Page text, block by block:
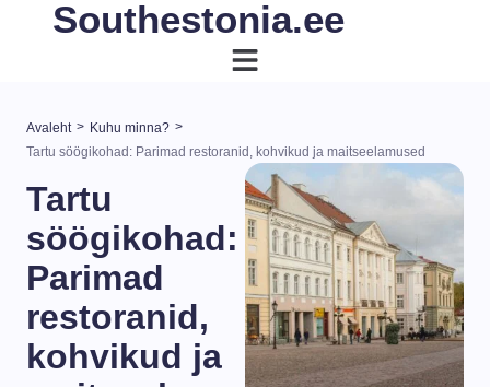
Southestonia.ee
Avaleht > Kuhu minna? >
Tartu söögikohad: Parimad restoranid, kohvikud ja maitseelamused
Tartu
söögikohad:
Parimad
restoranid,
kohvikud ja